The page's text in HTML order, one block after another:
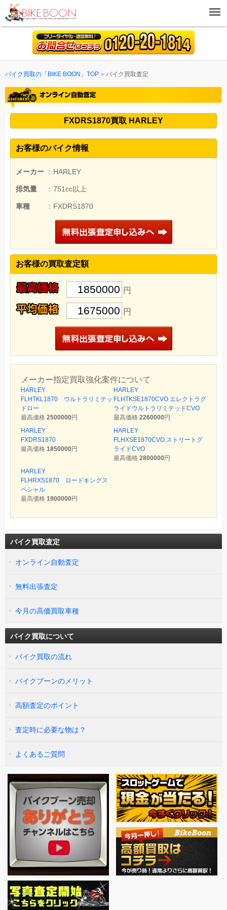
バイク買取の「BIKE BOON」TOP バイク買取査定
FXDRS1870買取 HARLEY
お客様のバイク情報
メーカー ：HARLEY
排気量 ：751cc以上
車種 ：FXDRS1870
お客様の買取査定額
1850000 円
1675000 円
メーカー指定買取強化案件について
HARLEY
FLHTKL1870 ウルトラリミテッ
ドロー
最高価格 2500000円
HARLEY
FLHTKSE1870CVO エレクトラグ
ライドウルトラリミテッドCVO
最高価格 2260000円
HARLEY
FXDRS1870
最高価格 1850000円
HARLEY
FLHXSE1870CVO ストリートグ
ライドCVO
最高価格 2800000円
HARLEY
FLHRXS1870 ロードキングス
ペシャル
最高価格 1900000円
バイク買取査定
オンライン自動査定
無料出張査定
今月の高価買取車種
バイク買取について
バイク買取の流れ
バイクブーンのメリット
高額査定のポイント
査定時に必要な物は？
よくあるご質問